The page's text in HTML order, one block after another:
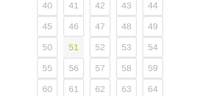
40 41 42 43 44
45 46 47 48 49
50 51 52 53 54
55 56 57 58 59
60 61 62 63 64